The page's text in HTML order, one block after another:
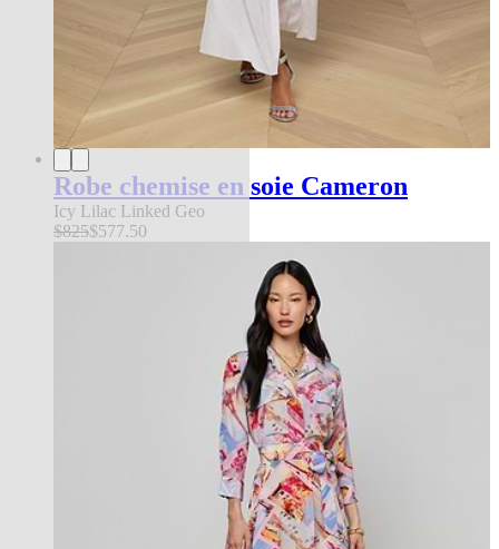
Robe chemise en soie Cameron
Icy Lilac Linked Geo
$825$577.50